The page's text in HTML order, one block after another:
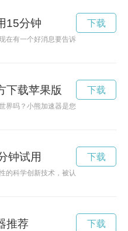
15分钟
在有一个好消息要告诉你！加速器提
下载
下载苹果版
界吗？小熊加速器是您的首选！快速
下载
钟试用
的科学创新技术，被认为是开启永动机
下载
推荐 下载